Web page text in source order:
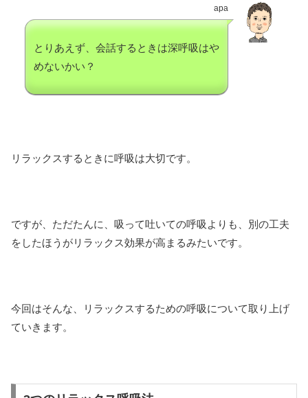
apa
とりあえず、会話するときは深呼吸はや
めないかい？
リラックスするときに呼吸は大切です。
ですが、ただたんに、吸って吐いての呼吸よりも、別の工夫
をしたほうがリラックス効果が高まるみたいです。
今回はそんな、リラックスするための呼吸について取り上げ
ていきます。